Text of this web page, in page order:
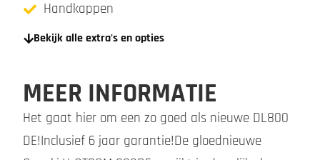
Handkappen
Bekijk alle extra's en opties
MEER INFORMATIE
Het gaat hier om een zo goed als nieuwe DL800
DE!Inclusief 6 jaar garantie!De gloednieuwe